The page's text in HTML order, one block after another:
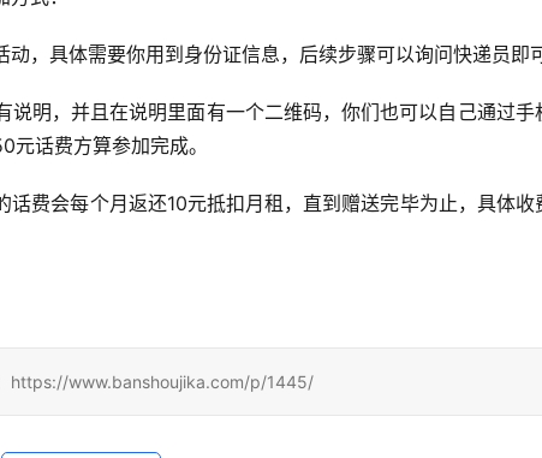
，具体需要你用到身份证信息，后续步骤可以询问快递员即可
明，并且在说明里面有一个二维码，你们也可以自己通过手
话费方算参加完成。
费会每个月返还10元抵扣月租，直到赠送完毕为止，具体收
https://www.banshoujika.com/p/1445/